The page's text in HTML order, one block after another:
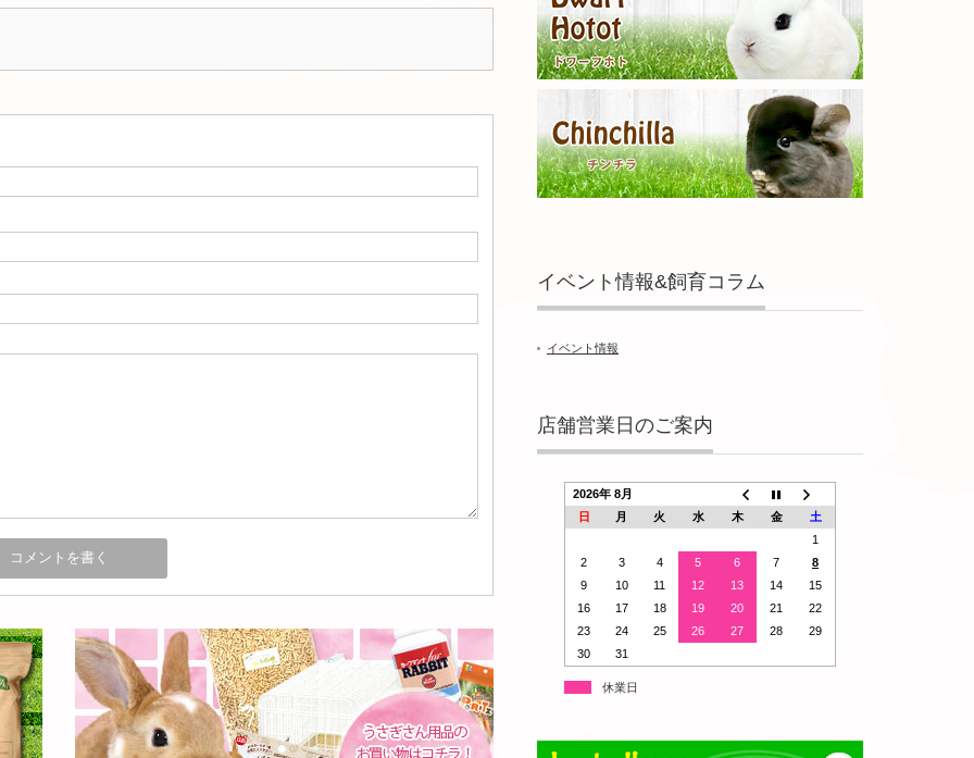
イベント情報&飼育コラム
イベント情報
店舗営業日のご案内
2026年 8月
日
月 火 水 木 金
土
1
2
3 4 5 6 7
8
9
10 11 12 13 14
15
16
17 18 19 20 21
22
23
24 25 26 27 28
29
30
31
休業日